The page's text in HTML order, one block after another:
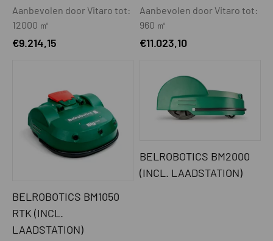
Aanbevolen door Vitaro tot:
12000 ㎡
€9.214,15
Aanbevolen door Vitaro tot:
960 ㎡
€11.023,10
BELROBOTICS BM1050
RTK (INCL.
LAADSTATION)
BELROBOTICS BM2000
(INCL. LAADSTATION)